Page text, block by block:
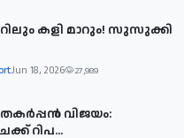
കളി മാറും! സുസുക്കി
Jun 18, 2026 27,989
തകർപ്പൻ വിജയം:
റിപ...